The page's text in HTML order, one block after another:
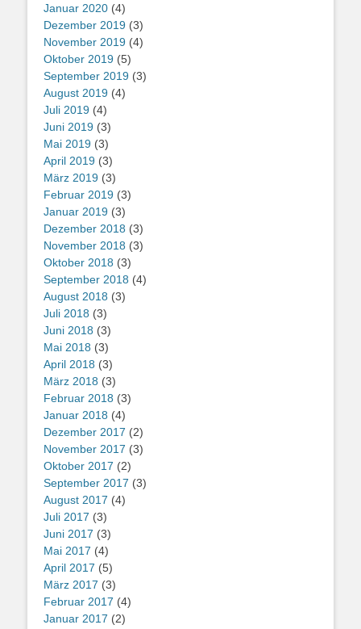
Januar 2020 (4)
Dezember 2019 (3)
November 2019 (4)
Oktober 2019 (5)
September 2019 (3)
August 2019 (4)
Juli 2019 (4)
Juni 2019 (3)
Mai 2019 (3)
April 2019 (3)
März 2019 (3)
Februar 2019 (3)
Januar 2019 (3)
Dezember 2018 (3)
November 2018 (3)
Oktober 2018 (3)
September 2018 (4)
August 2018 (3)
Juli 2018 (3)
Juni 2018 (3)
Mai 2018 (3)
April 2018 (3)
März 2018 (3)
Februar 2018 (3)
Januar 2018 (4)
Dezember 2017 (2)
November 2017 (3)
Oktober 2017 (2)
September 2017 (3)
August 2017 (4)
Juli 2017 (3)
Juni 2017 (3)
Mai 2017 (4)
April 2017 (5)
März 2017 (3)
Februar 2017 (4)
Januar 2017 (2)